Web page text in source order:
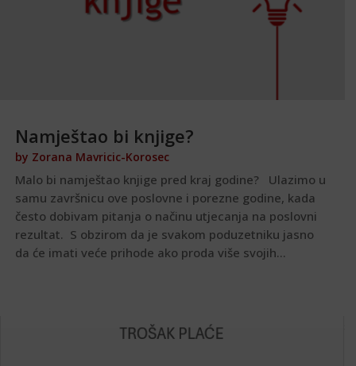
Namještao bi knjige?
by Zorana Mavricic-Korosec
Malo bi namještao knjige pred kraj godine? Ulazimo u
samu završnicu ove poslovne i porezne godine, kada
često dobivam pitanja o načinu utjecanja na poslovni
rezultat. S obzirom da je svakom poduzetniku jasno
da će imati veće prihode ako proda više svojih...